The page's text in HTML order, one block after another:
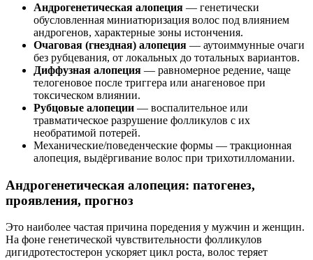
Андрогенетическая алопеция — генетически
обусловленная миниатюризация волос под влиянием
андрогенов, характерные зоны истончения.
Очаговая (гнездная) алопеция — аутоиммунные очаги
без рубцевания, от локальных до тотальных вариантов.
Диффузная алопеция — равномерное редение, чаще
телогеновое после триггера или анагеновое при
токсическом влиянии.
Рубцовые алопеции — воспалительное или
травматическое разрушение фолликулов с их
необратимой потерей.
Механические/поведенческие формы — тракционная
алопеция, выдёргивание волос при трихотилломании.
Андрогенетическая алопеция: патогенез,
проявления, прогноз
Это наиболее частая причина поредения у мужчин и женщин.
На фоне генетической чувствительности фолликулов
дигидротестостерон ускоряет цикл роста, волос теряет